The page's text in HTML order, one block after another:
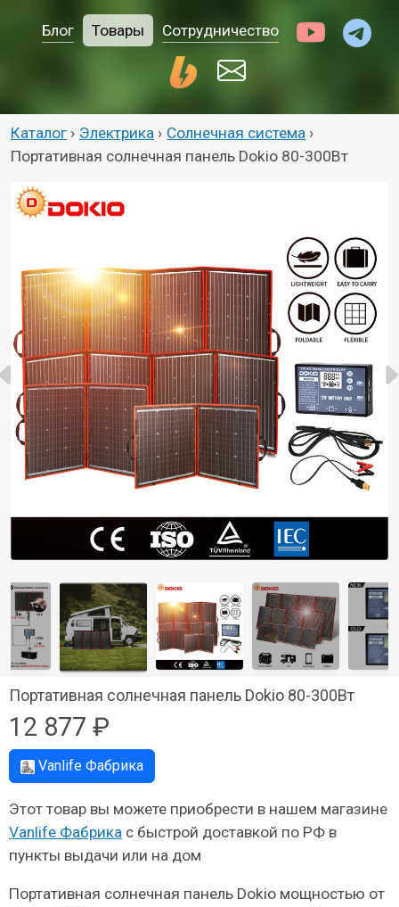
Блог Товары Сотрудничество
Каталог › Электрика › Солнечная система ›
Портативная солнечная панель Dokio 80-300Вт
Портативная солнечная панель Dokio 80-300Вт
12 877 ₽
Vanlife Фабрика
Этот товар вы можете приобрести в нашем магазине
Vanlife Фабрика с быстрой доставкой по РФ в
пункты выдачи или на дом
Портативная солнечная панель Dokio мощностью от